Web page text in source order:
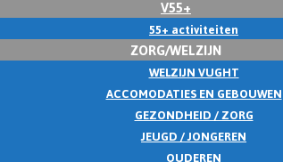
V55+
55+ activiteiten
ZORG/WELZIJN
WELZIJN VUGHT
ACCOMODATIES EN GEBOUWEN
GEZONDHEID / ZORG
JEUGD / JONGEREN
OUDEREN